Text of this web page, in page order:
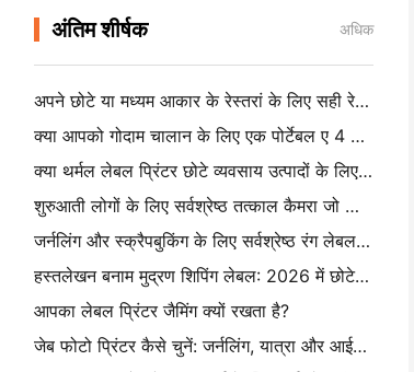
अंतिम शीर्षक अधिक
अपने छोटे या मध्यम आकार के रेस्तरां के लिए सही रेस्तरां सॉफ्टवेयर कैसे चुनें
क्या आपको गोदाम चालान के लिए एक पोर्टेबल ए 4 प्रिंटर की आवश्यकता है? वास्तव में क्या काम करता है
क्या थर्मल लेबल प्रिंटर छोटे व्यवसाय उत्पादों के लिए पनरोक लेबल बना सकते हैं?
शुरुआती लोगों के लिए सर्वश्रेष्ठ तत्काल कैमरा जो कागज बर्बाद नहीं करना चाहते हैं
जर्नलिंग और स्क्रैपबुकिंग के लिए सर्वश्रेष्ठ रंग लेबल निर्माता: प्रत्येक पृष्ठ पर अधिक रंग जोड़ें
हस्तलेखन बनाम मुद्रण शिपिंग लेबल: 2026 में छोटे व्यवसायों के लिए सुझाव
आपका लेबल प्रिंटर जैमिंग क्यों रखता है?
जेब फोटो प्रिंटर कैसे चुनें: जर्नलिंग, यात्रा और आईफोन उपयोगकर्ताओं के लिए एक पूर्ण गाइड